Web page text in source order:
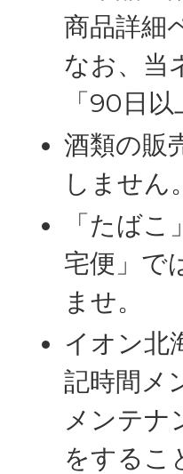
商品詳細
なお、当
「90日
酒類の販
しません
「たば
宅便」で
ませ。
イオン北
記時間メ
メンテナ
をするこ